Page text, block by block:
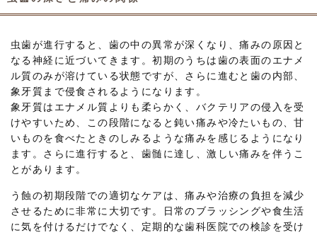
虫歯が進行すると、歯の中の異常が深くなり、痛みの原因と
なる神経に近づいてきます。初期のうちは歯の表面のエナメ
ル質のみが溶けている状態ですが、さらに進むと歯の内部、
象牙質まで侵食されるようになります。
象牙質はエナメル質よりも柔らかく、バクテリアの侵入を受
けやすいため、この段階になると鈍い痛みや冷たいもの、甘
いものを食べたときのしみるような痛みを感じるようになり
ます。さらに進行すると、歯髄に達し、激しい痛みを伴うこ
とがあります。
う蝕の初期段階での適切なケアは、痛みや治療の負担を減少
させるために非常に大切です。日常のブラッシングや食生活
に気を付けるだけでなく、定期的な歯科医院での検診を受け